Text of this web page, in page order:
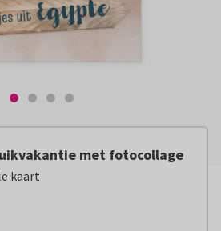
met fotocollage
kaart